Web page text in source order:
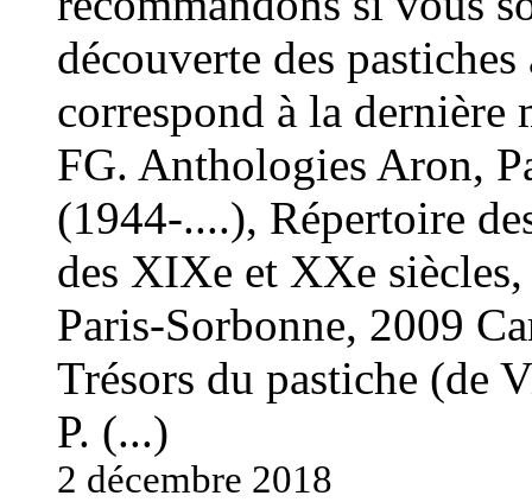
découverte des
correspond à la
FG. Anthologies Aron,
(1944-....), Répertoire
des XIXe et XXe
Paris-Sorbonne, 2009
Trésors du pastiche (de
P. (...)
2 décembre 2018